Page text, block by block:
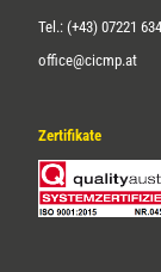
Tel.: (+43) 07221
office@cicmp.at
Zertifikate